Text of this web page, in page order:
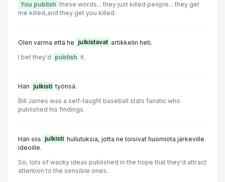
You publish these words... they just killed people... they get
me killed,and they get you killed.
Olen varma että he julkistavat artikkelin heti.
I bet they'd publish it.
Hän julkisti työnsä.
Bill James was a self-taught baseball stats fanatic who
published his findings.
Hän siis julkisti hullutuksia, jotta ne toisivat huomiota järkeville
ideoille.
So, lots of wacky ideas published in the hope that they'd attract
attention to the sensible ones.